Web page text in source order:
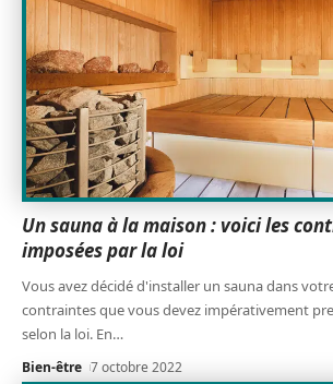
Un sauna à la maison : voici les
imposées par la loi
Vous avez décidé d'installer un sauna dans
contraintes que vous devez impérativement
selon la loi. En…
Bien-être 7 octobre 2022